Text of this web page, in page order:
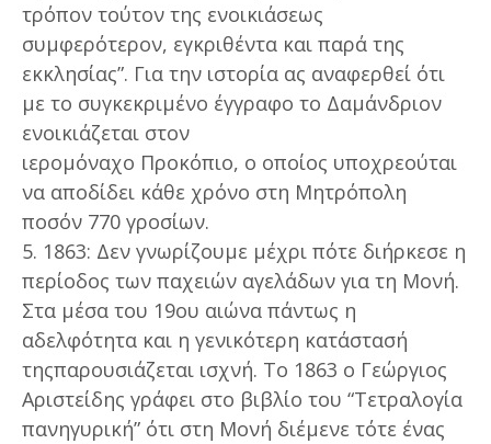
τρόπον τούτον της ενοικιάσεως
συμφερότερον, εγκριθέντα και παρά της
εκκλησίας”. Για την ιστορία ας αναφερθεί ότι
με το συγκεκριμένο έγγραφο το Δαμάνδριον
ενοικιάζεται στον
ιερομόναχο Προκόπιο, ο οποίος υποχρεούται
να αποδίδει κάθε χρόνο στη Μητρόπολη
ποσόν 770 γροσίων.
5. 1863: Δεν γνωρίζουμε μέχρι πότε διήρκεσε η
περίοδος των παχειών αγελάδων για τη Μονή.
Στα μέσα του 19ου αιώνα πάντως η
αδελφότητα και η γενικότερη κατάστασή
τηςπαρουσιάζεται ισχνή. Το 1863 ο Γεώργιος
Αριστείδης γράφει στο βιβλίο του “Τετραλογία
πανηγυρική” ότι στη Μονή διέμενε τότε ένας